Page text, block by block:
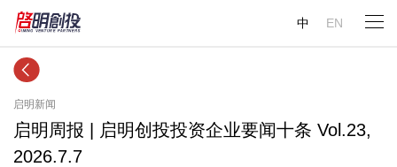
中 EN
启明新闻
启明周报 | 启明创投投资企业要闻十条 Vol.23,
2026.7.7